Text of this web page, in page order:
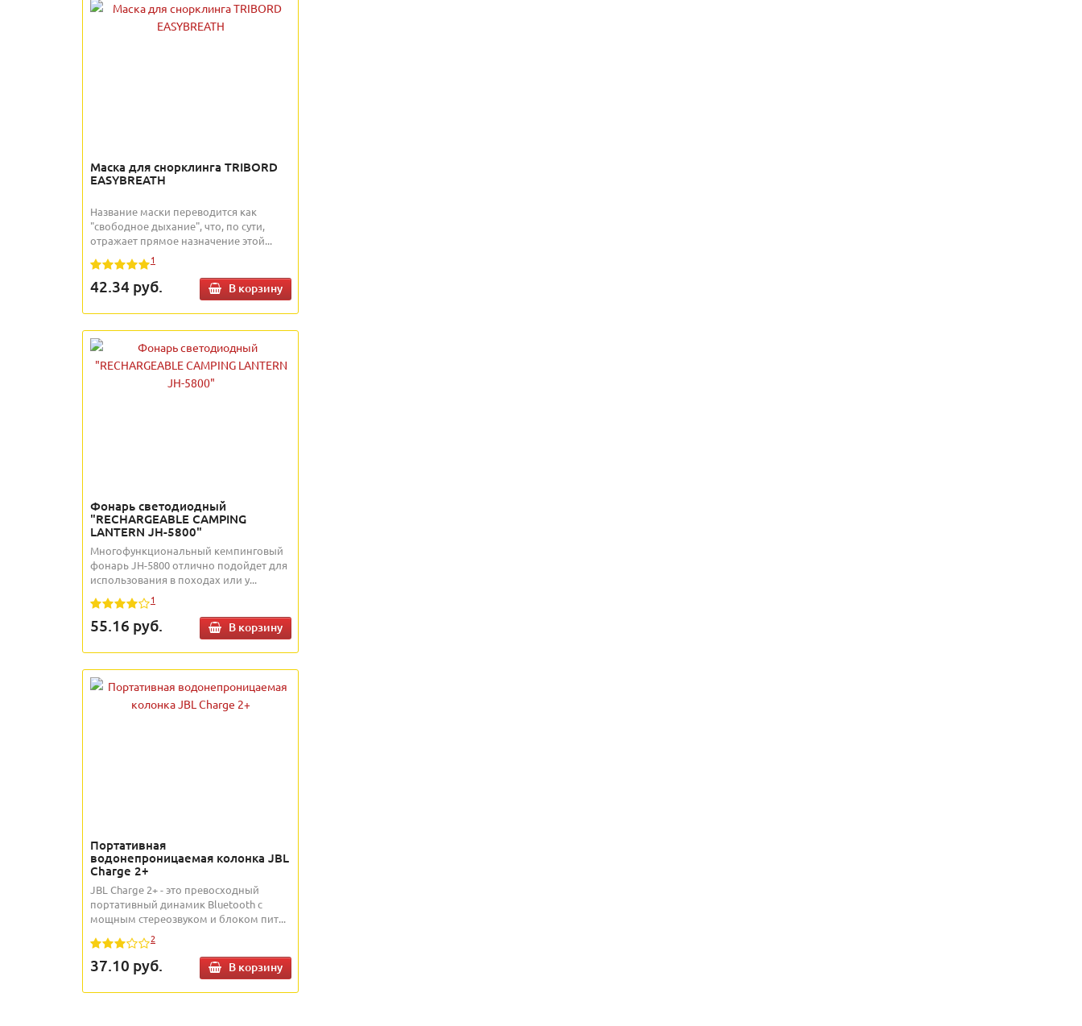
Маска для снорклинга TRIBORD
EASYBREATH
Название маски переводится как
"свободное дыхание", что, по сути,
отражает прямое назначение этой...
1
42.34 руб. В корзину
Фонарь светодиодный
"RECHARGEABLE CAMPING
LANTERN JH-5800"
Многофункциональный кемпинговый
фонарь JH-5800 отлично подойдет для
использования в походах или у...
1
55.16 руб. В корзину
Портативная
водонепроницаемая колонка JBL
Charge 2+
JBL Charge 2+ - это превосходный
портативный динамик Bluetooth с
мощным стереозвуком и блоком пит...
2
37.10 руб. В корзину